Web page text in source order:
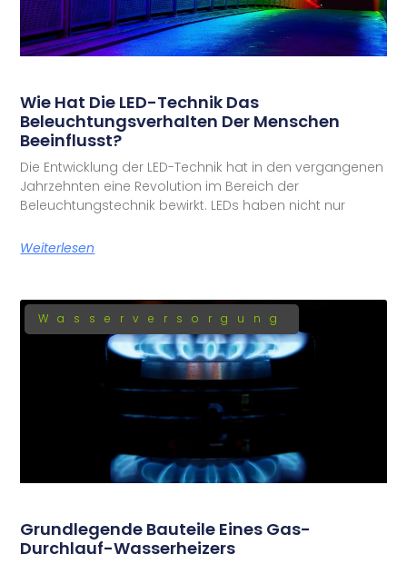
Wie Hat Die LED-Technik Das
Beleuchtungsverhalten Der Menschen
Beeinflusst?
Die Entwicklung der LED-Technik hat in den vergangenen
Jahrzehnten eine Revolution im Bereich der
Beleuchtungstechnik bewirkt. LEDs haben nicht nur
Weiterlesen
Wasserversorgung
Grundlegende Bauteile Eines Gas-
Durchlauf-Wasserheizers